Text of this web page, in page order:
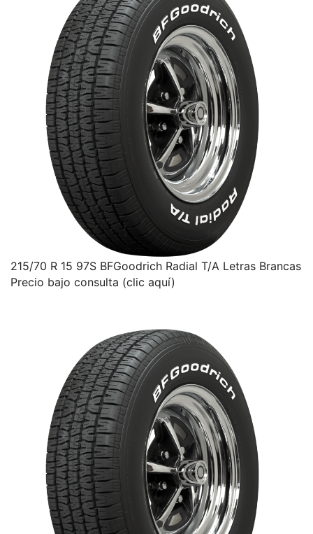
215/70 R 15 97S BFGoodrich Radial T/A Letras Brancas
Precio bajo consulta (clic aquí)